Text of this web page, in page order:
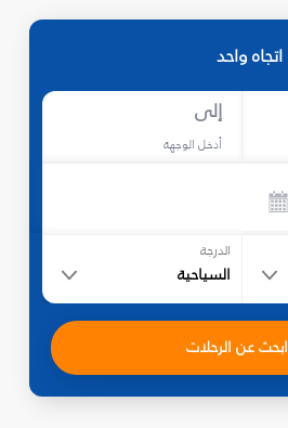
اتجاه واحد
إلى
أدخل الوجهة
الدرجة
السياحية
ابحث عن الرحلات